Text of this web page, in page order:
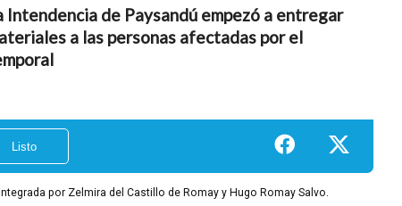
Intendencia de Paysandú empezó a entregar
a las personas afectadas por el
por Zelmira del Castillo de Romay y Hugo Romay Salvo.